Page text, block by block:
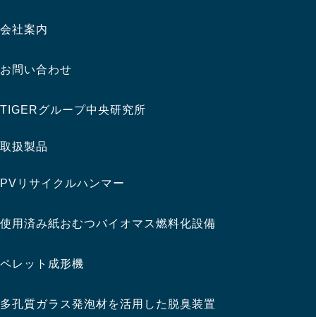
会社案内
お問い合わせ
TIGERグループ中央研究所
取扱製品
PVリサイクルハンマー
使用済み紙おむつバイオマス燃料化設備
ペレット成形機
多孔質ガラス発泡材を活用した脱臭装置